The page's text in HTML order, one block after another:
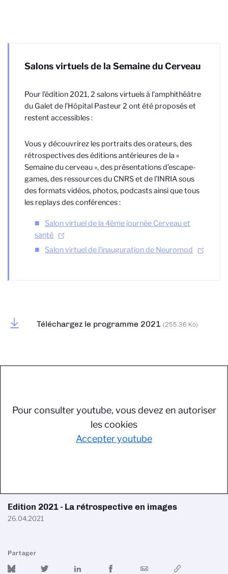
Salons virtuels de la Semaine du Cerveau
Pour l'édition 2021, 2 salons virtuels à l'amphithéâtre
du Galet de l’Hôpital Pasteur 2 ont été proposés et
restent accessibles :
Vous y découvrirez les portraits des orateurs, des
rétrospectives des éditions antérieures de la «
Semaine du cerveau », des présentations d’escape-
games, des ressources du CNRS et de l’INRIA sous
des formats vidéos, photos, podcasts ainsi que tous
les replays des conférences :
Salon virtuel de la 4ème journée Cerveau et
santé
Salon virtuel de l'inauguration de Neuromod
Téléchargez le programme 2021 (255.36 Ko)
Pour consulter youtube, vous devez en autoriser
les cookies
Accepter youtube
Edition 2021 - La rétrospective en images
26.04.2021
Partager